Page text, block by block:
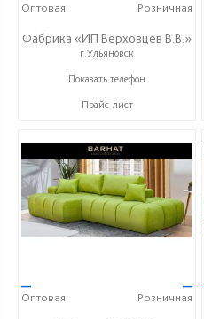
Оптовая Розничная
Фабрика «ИП Верховцев В.В.»
г.Ульяновск
8-987-637-27-82
Показать телефон
Прайс-лист
—
Оптовая
—
Розничная